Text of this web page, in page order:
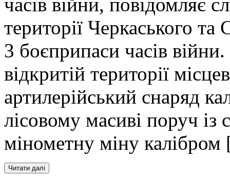
часів війни,
території Черкаського
3 боєприпаси часів
відкритій території
артилерійський снаряд
лісовому масиві поруч із
мінометну міну